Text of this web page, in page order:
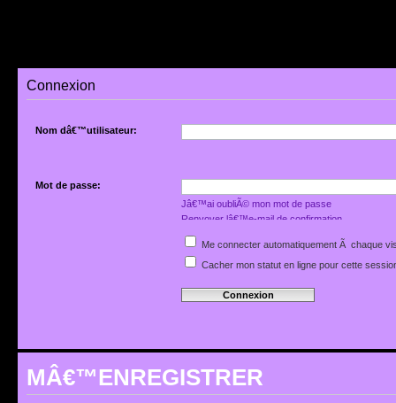
Connexion
Nom dâ€™utilisateur:
Mot de passe:
Jâ€™ai oubliÃ© mon mot de passe
Renvoyer lâ€™e-mail de confirmation
Me connecter automatiquement Ã chaque
Cacher mon statut en ligne pour cette
MÂ€™ENREGISTRER